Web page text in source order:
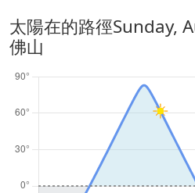
太陽在的路徑Sunday,
佛山